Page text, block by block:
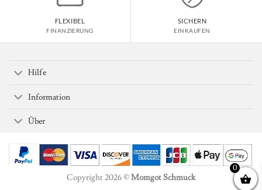
FLEXIBEL
FINANZIERUNG
SICHERN
EINKAUFEN
Hilfe
Information
Über
Copyright 2026 ©Momgot Schmuck
0